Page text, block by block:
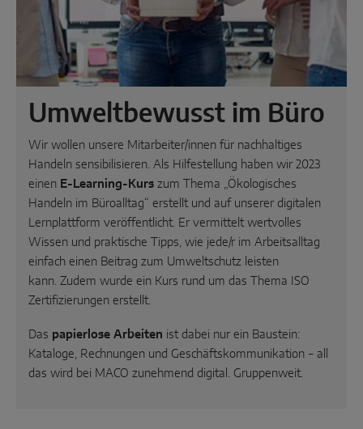
Umweltbewusst im Büro
Wir wollen unsere Mitarbeiter/innen für nachhaltiges
Handeln sensibilisieren. Als Hilfestellung haben wir 2023
einen E-Learning-Kurs zum Thema „Ökologisches
Handeln im Büroalltag“ erstellt und auf unserer digitalen
Lernplattform veröffentlicht. Er vermittelt wertvolles
Wissen und praktische Tipps, wie jede/r im Arbeitsalltag
einfach einen Beitrag zum Umweltschutz leisten
kann. Zudem wurde ein Kurs rund um das Thema ISO
Zertifizierungen erstellt.
Das papierlose Arbeiten ist dabei nur ein Baustein:
Kataloge, Rechnungen und Geschäftskommunikation – all
das wird bei MACO zunehmend digital. Gruppenweit.